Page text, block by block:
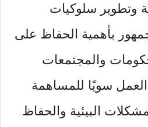
وتطوير سلوكيات
بأهمية الحفاظ على
والمجتمعات
سويًا للمساهمة
البيئية والحفاظ